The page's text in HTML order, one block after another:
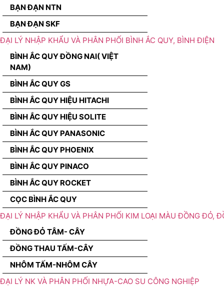
BẠN ĐẠN NTN
BẠN ĐẠN SKF
ĐẠI LÝ NHẬP KHẨU VÀ PHÂN PHỐI BÌNH ẮC QUY, BÌNH ĐIỆN
BÌNH ẮC QUY ĐỒNG NAI( VIỆT
NAM)
BÌNH ẮC QUY GS
BÌNH ẮC QUY HIỆU HITACHI
BÌNH ẮC QUY HIỆU SOLITE
BÌNH ẮC QUY PANASONIC
BÌNH ẮC QUY PHOENIX
BÌNH ẮC QUY PINACO
BÌNH ẮC QUY ROCKET
CỌC BÌNH ẮC QUY
ĐẠI LÝ NHẬP KHẨU VÀ PHÂN PHỐI KIM LOẠI MÀU ĐỒNG ĐỎ,
ĐỒNG ĐỎ TÂM- CÂY
ĐỒNG THAU TẤM-CÂY
NHÔM TẤM-NHÔM CÂY
ĐẠI LÝ NK VÀ PHÂN PHỐI NHỰA-CAO SU CÔNG NGHIỆP